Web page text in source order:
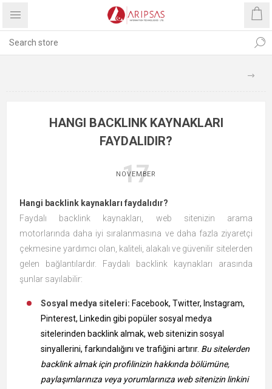
HANGI BACKLINK KAYNAKLARI
FAYDALIDIR?
17
NOVEMBER
Hangi backlink kaynakları faydalıdır?
Faydalı backlink kaynakları, web sitenizin arama
motorlarında daha iyi sıralanmasına ve daha fazla ziyaretçi
çekmesine yardımcı olan, kaliteli, alakalı ve güvenilir sitelerden
gelen bağlantılardır. Faydalı backlink kaynakları arasında
şunlar sayılabilir:
Sosyal medya siteleri: Facebook, Twitter, Instagram,
Pinterest, Linkedin gibi popüler sosyal medya
sitelerinden backlink almak, web sitenizin sosyal
sinyallerini, farkındalığını ve trafiğini artırır. Bu sitelerden
backlink almak için profilinizin hakkında bölümüne,
paylaşımlarınıza veya yorumlarınıza web sitenizin linkini